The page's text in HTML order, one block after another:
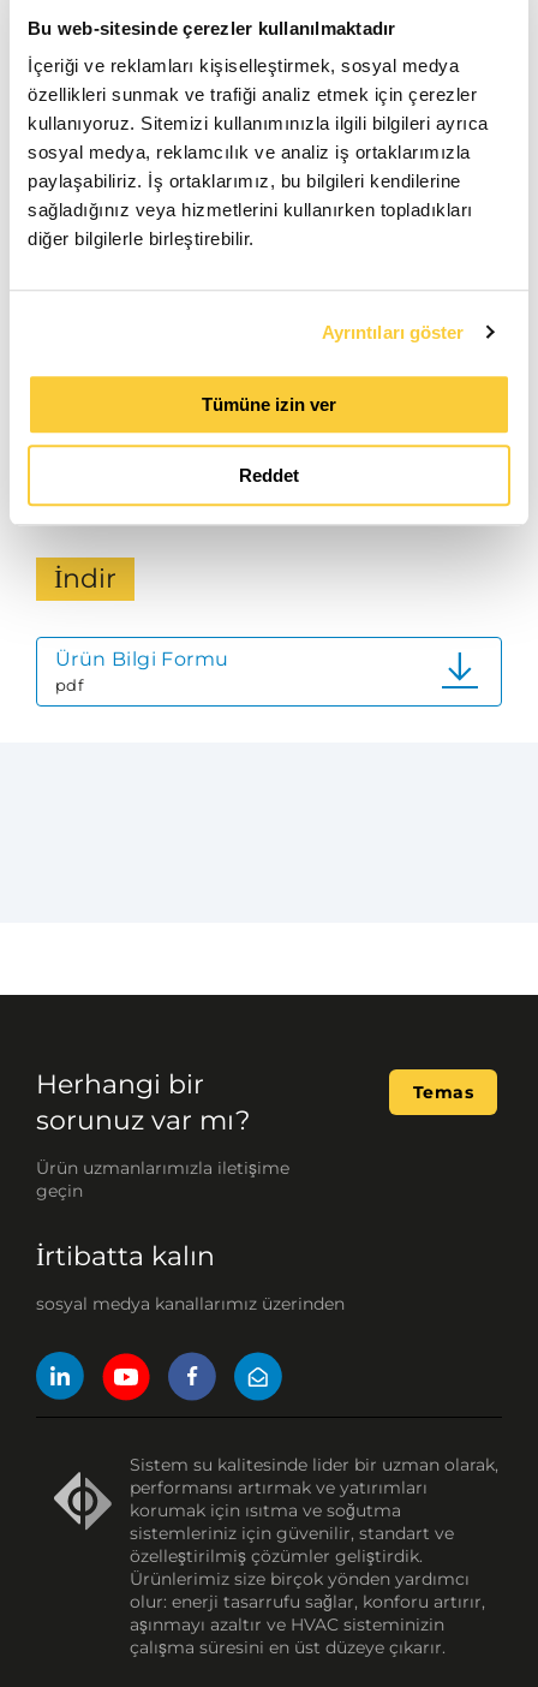
Bu web-sitesinde çerezler kullanılmaktadır
İçeriği ve reklamları kişiselleştirmek, sosyal medya
özellikleri sunmak ve trafiği analiz etmek için çerezler
kullanıyoruz. Sitemizi kullanımınızla ilgili bilgileri ayrıca
sosyal medya, reklamcılık ve analiz iş ortaklarımızla
paylaşabiliriz. İş ortaklarımız, bu bilgileri kendilerine
sağladığınız veya hizmetlerini kullanırken topladıkları
diğer bilgilerle birleştirebilir.
Ayrıntıları göster
Tümüne izin ver
Reddet
ETIM
Yükseklik
484.0 mm
Malzeme yalıtımı
Expanded polypropylene (EPP)
110.0 °C
Renk
Black
Çap
150.0 mm
İndir
Ürün Bilgi Formu
pdf
Herhangi bir
sorunuz var mı?
Ürün uzmanlarımızla iletişime
geçin
Temas
İrtibatta kalın
sosyal medya kanallarımız üzerinden
Sistem su kalitesinde lider bir uzman olarak,
performansı artırmak ve yatırımları
korumak için ısıtma ve soğutma
sistemleriniz için güvenilir, standart ve
özelleştirilmiş çözümler geliştirdik.
Ürünlerimiz size birçok yönden yardımcı
olur: enerji tasarrufu sağlar, konforu artırır,
aşınmayı azaltır ve HVAC sisteminizin
çalışma süresini en üst düzeye çıkarır.